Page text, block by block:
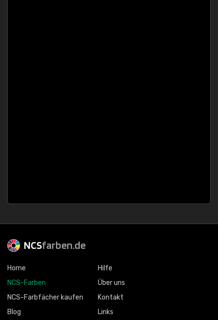
NCSfarben.de
Home
NCS-Farben
NCS-Farbfächer kaufen
Blog
Hilfe
Über uns
Kontakt
Links